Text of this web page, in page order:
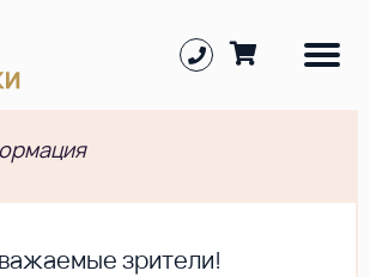
зрители!